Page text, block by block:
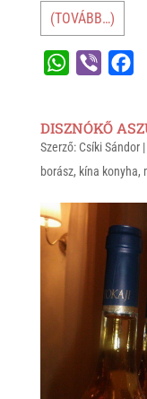
(TOVÁBB…)
t
p
e
r
e
k
DISZNÓKŐ
Szerző: Csíki Sándor|
borász, kína konyha,